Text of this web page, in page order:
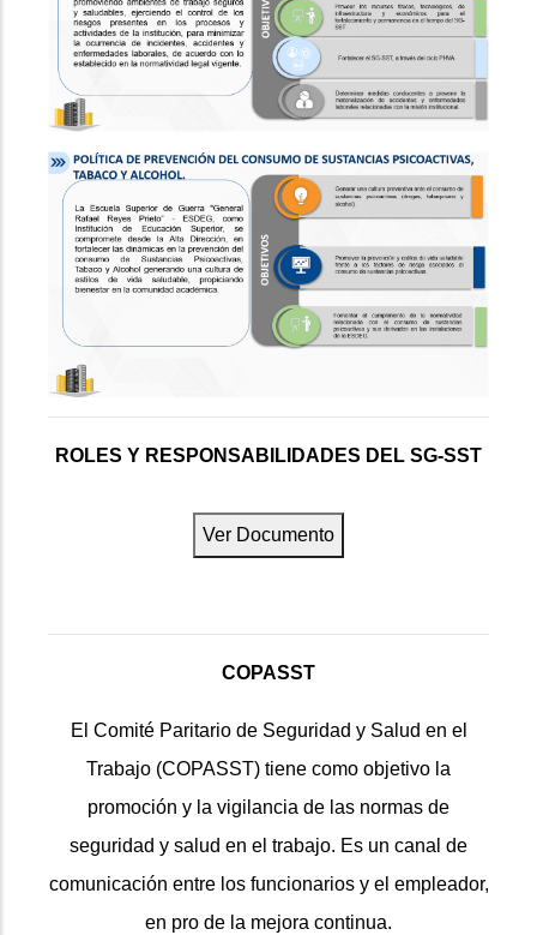
ROLES Y RESPONSABILIDADES DEL SG-SST
Ver Documento
COPASST
El Comité Paritario de Seguridad y Salud en el
Trabajo (COPASST) tiene como objetivo la
promoción y la vigilancia de las normas de
seguridad y salud en el trabajo. Es un canal de
comunicación entre los funcionarios y el empleador,
en pro de la mejora continua.